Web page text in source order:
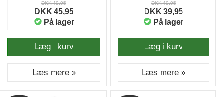
DKK 49,95
DKK 45,95
På lager
Læg i kurv
Læs mere »
DKK 49,95
DKK 39,95
På lager
Læg i kurv
Læs mere »